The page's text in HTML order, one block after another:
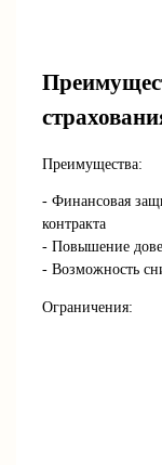
Преимущества:
- Финансовая
контракта
- Повышение
- Возможность
Ограничения: